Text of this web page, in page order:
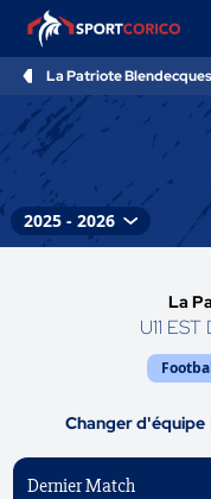
La Patriote Blendecques
La
U11
Changer d'équipe
Dernier Match